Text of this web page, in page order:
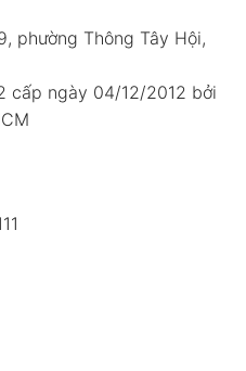
phường Thông Tây Hội,
cấp ngày 04/12/2012 bởi